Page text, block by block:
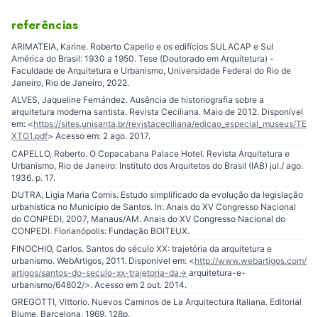
referências
ARIMATEIA, Karine. Roberto Capello e os edifícios SULACAP e Sul
América do Brasil: 1930 a 1950. Tese (Doutorado em Arquitetura) -
Faculdade de Arquitetura e Urbanismo, Universidade Federal do Rio de
Janeiro, Rio de Janeiro, 2022.
ALVES, Jaqueline Fernández. Ausência de historiografia sobre a
arquitetura moderna santista. Revista Ceciliana. Maio de 2012. Disponível
em: <https://sites.unisanta.br/revistaceciliana/edicao_especial_museus/TE
XTO1.pdf> Acesso em: 2 ago. 2017.
CAPELLO, Roberto. O Copacabana Palace Hotel. Revista Arquitetura e
Urbanismo, Rio de Janeiro: Instituto dos Arquitetos do Brasil (IAB) jul./ ago.
1936. p. 17.
DUTRA, Ligia Maria Comis. Estudo simplificado da evolução da legislação
urbanística no Município de Santos. In: Anais do XV Congresso Nacional
do CONPEDI, 2007, Manaus/AM. Anais do XV Congresso Nacional do
CONPEDI. Florianópolis: Fundação BOITEUX.
FINOCHIO, Carlos. Santos do século XX: trajetória da arquitetura e
urbanismo. WebArtigos, 2011. Disponível em: <http://www.webartigos.com/
artigos/santos-do-seculo-xx-trajetoria-da- > arquitetura-e-
urbanismo/64802/>. Acesso em 2 out. 2014.
GREGOTTI, Vittorio. Nuevos Caminos de La Arquitectura Italiana. Editorial
Blume. Barcelona, 1969. 128p.